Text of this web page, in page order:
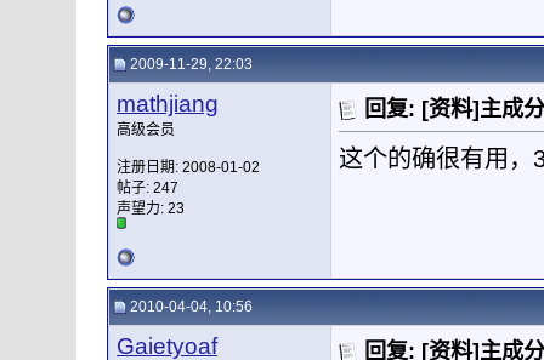
2009-11-29, 22:03
mathjiang
高级会员
注册日期: 2008-01-02
帖子: 247
声望力: 23
回复: [资料]主成
这个的确很有用，
2010-04-04, 10:56
Gaietyoaf 回复: [资料]主成